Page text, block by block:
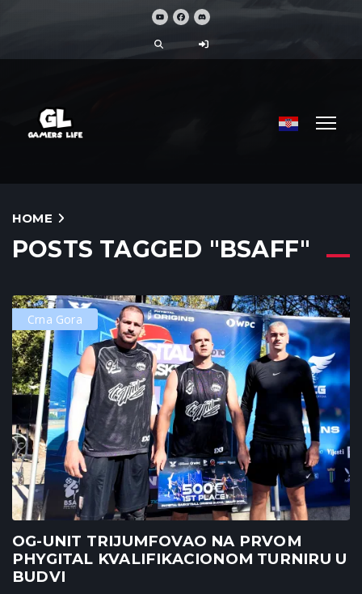
HOME
POSTS TAGGED "BSAFF"
Crna Gora
OG-UNIT TRIJUMFOVAO NA PRVOM
PHYGITAL KVALIFIKACIONOM TURNIRU U
BUDVI